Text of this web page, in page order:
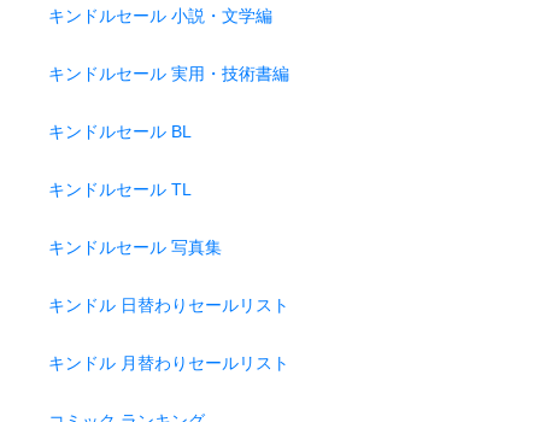
キンドルセール 小説・文学編
キンドルセール 実用・技術書編
キンドルセール BL
キンドルセール TL
キンドルセール 写真集
キンドル 日替わりセールリスト
キンドル 月替わりセールリスト